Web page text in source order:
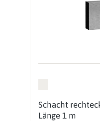
Schacht
Länge 1 m